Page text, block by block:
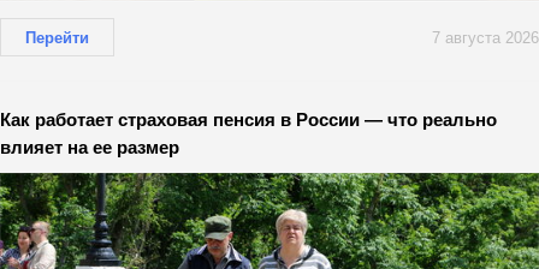
Перейти 7 августа 2026
Как работает страховая пенсия в России — что реально
влияет на ее размер